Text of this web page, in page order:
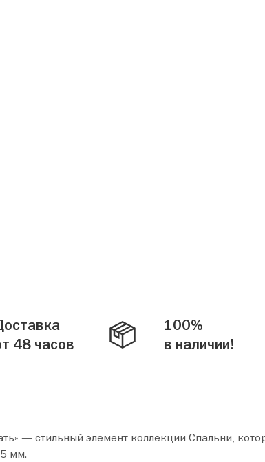
48 часов
100%
в наличии!
— стильный элемент коллекции Спальни,
мм.